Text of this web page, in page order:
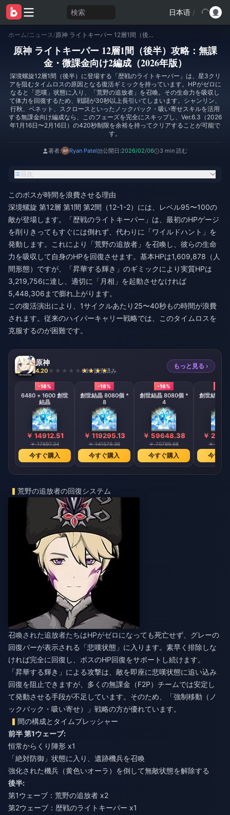
検索 日本语 /
ホーム/ニュース / 原神 ライトキーパー 12層1間（後半）攻略：無課金・微課金向け2編成（2026年版）
原神 ライトキーパー 12層1間（後半）攻略：無課
金・微課金向け2編成（2026年版）
深境螺旋12層1間（後半）に登場する「歴戦のライトキーパー」は、星3クリ
アを阻むタイムロスの原因となる復活ギミックを持っています。HPがゼロに
なると「悲嘆」状態に入り、「荒野の追放者」を召喚。その生命力を吸収し
て体力を回復するため、戦闘が30秒以上長引いてしまいます。シャンリン、
行秋、ベネット、スクロースといったノックバック・吸い寄せスキルを活用
する無課金向け編成なら、このフェーズを完全にスキップし、Ver.6.3（2026
年1月16日〜2月16日）の420秒制限を余裕を持ってクリアすることが可能で
す。
著者: Ryan Patel 公開日:2026/02/06 3 min 読む
目次
このボスが時間を浪費させる理由
深境螺旋 第12層 第1間 第2間（12-1-2）には、レベル95〜100の
敵が登場します。「歴戦のライトキーパー」は、最初のHPゲージ
を削りきってもすぐには倒れず、代わりに「ワイルドハント」を
発動します。これにより「荒野の追放者」を召喚し、彼らの生命
力を吸収して自身のHPを回復させます。基本HPは1,609,878（人
間形態）ですが、「昇華する輝き」のギミックにより実質HPは
3,219,756に達し、適切に「月相」を起動させなければ
5,448,306まで膨れ上がります。
この復活演出により、1サイクルあたり25〜40秒もの時間が浪費
されます。従来のハイパーキャリー戦略では、このタイムロスを
克服するのが困難です。
原神
4.20 696 販売済み
もっと見る ›
-16%
6480 + 1600 創世
結晶
￥ 14912.51
￥ 17697.34
今すぐ購入
-16%
創世結晶 8080個 *
8
￥ 119295.13
￥ 141579.36
今すぐ購入
-16%
創世結晶 8080個 *
4
￥ 59648.38
￥ 70789.68
今すぐ購入
創世結晶
￥
￥
今すぐ
荒野の追放者の回復システム
召喚された追放者たちはHPがゼロになっても死亡せず、グレーの
回復バーが表示される「悲嘆状態」に入ります。素早く排除しな
ければ完全に回復し、ボスのHP回復をサポートし続けます。
「昇華する輝き」による攻撃は、敵を即座に悲嘆状態に追い込み
回復を阻止できますが、多くの無課金（F2P）チームでは安定し
て発動させる手段が不足しています。そのため、「強制移動（ノ
ックバック・吸い寄せ）」戦略の方が優れています。
間の構成とタイムプレッシャー
前半 第1ウェーブ:
恒常からくり陣形 x1
「絶対防御」状態に入り、遺跡機兵を召喚
強化された機兵（黄色いオーラ）を倒して無敵状態を解除する
後半:
第1ウェーブ：荒野の追放者 x2
第2ウェーブ：歴戦のライトキーパー x1